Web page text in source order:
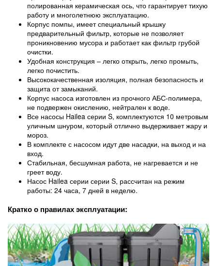
полированная керамическая ось, что гарантирует тихую
работу и многолетнюю эксплуатацию.
Корпус помпы, имеет специальный крышку
предварительный фильтр, которые не позволяет
проникновению мусора и работает как фильтр грубой
очистки.
Удобная конструкция – легко открыть, легко промыть,
легко почистить.
Высококачественная изоляция, полная безопасность и
защита от замыканий.
Корпус насоса изготовлен из прочного АБС-полимера,
не подвержен окислению, нейтрален к воде.
Все насосы Hailea серии S, комплектуются 10 метровым
уличным шнуром, который отлично выдерживает жару и
мороз.
В комплекте с насосом идут две насадки, на выход и на
вход.
Стабильная, бесшумная работа, не нагревается и не
греет воду.
Насос Hailea серии серии S, рассчитан на режим
работы: 24 часа, 7 дней в неделю.
Кратко о правилах эксплуатации: